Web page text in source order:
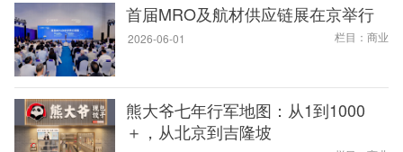
首届MRO及航材供应链展在京举行
2026-06-01 栏目：商业
熊大爷七年行军地图：从1到1000
＋，从北京到吉隆坡